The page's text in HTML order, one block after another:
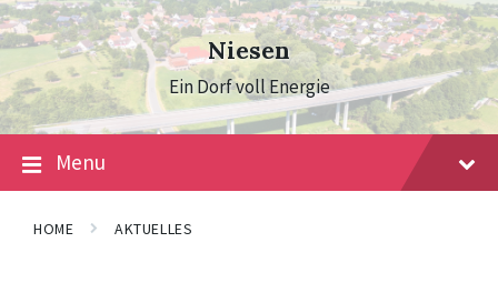
Skip
to
content
Skip
to
main
navigation
Skip
to
footer
Niesen
Ein Dorf voll Energie
Menu
HOME AKTUELLES